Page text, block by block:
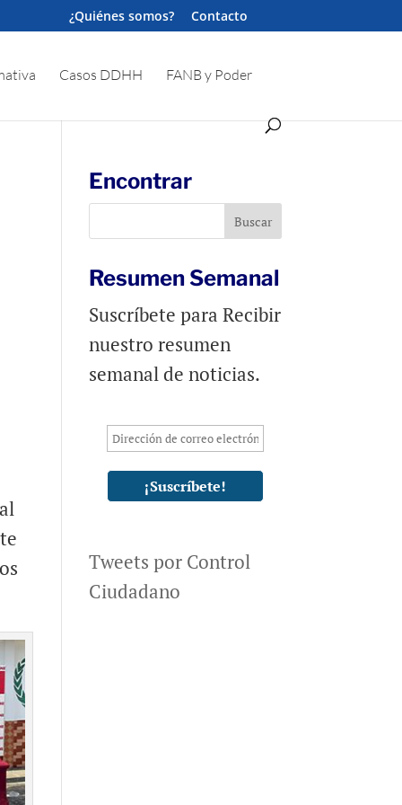
¿Quiénes somos? Contacto
Casos DDHH FANB y Poder
Encontrar
Resumen Semanal
Suscríbete para Recibir
nuestro resumen
semanal de noticias.
Tweets por Control
Ciudadano